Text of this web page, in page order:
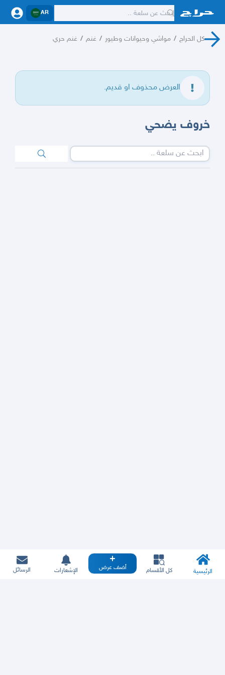
AR
كل الحراج / مواشي وحيوانات وطيور / غنم / غنم حري
العرض محذوف او قديم.
خروف يضحي
الرئيسية كل الأقسام أضف عرض الإشعارات الرسائل